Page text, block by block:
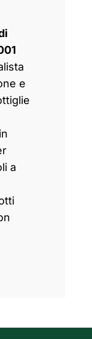
e
a